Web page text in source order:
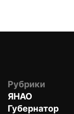
Рубрики
ЯНАО
Губернатор